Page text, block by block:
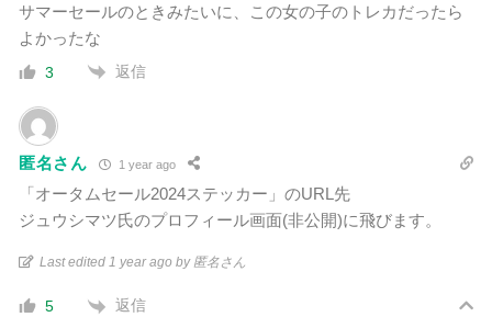
サマーセールのときみたいに、この女の子のトレカだったら
よかったな
3 返信
匿名さん 1 year ago
「オータムセール2024ステッカー」のURL先
ジュウシマツ氏のプロフィール画面(非公開)に飛びます。
Last edited 1 year ago by 匿名さん
5 返信